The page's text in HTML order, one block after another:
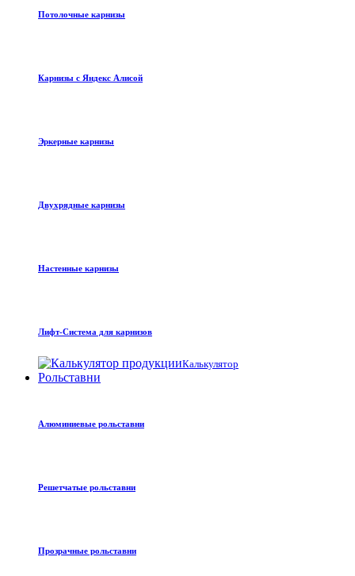
Потолочные карнизы
Карнизы с Яндекс Алисой
Эркерные карнизы
Двухрядные карнизы
Настенные карнизы
Лифт-Система для карнизов
Калькулятор
Рольставни
Алюминиевые рольставни
Решетчатые рольставни
Прозрачные рольставни